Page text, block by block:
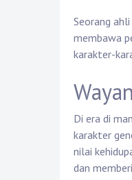
Seorang
membawa
karakter-
Di era di
karakter
nilai
dan